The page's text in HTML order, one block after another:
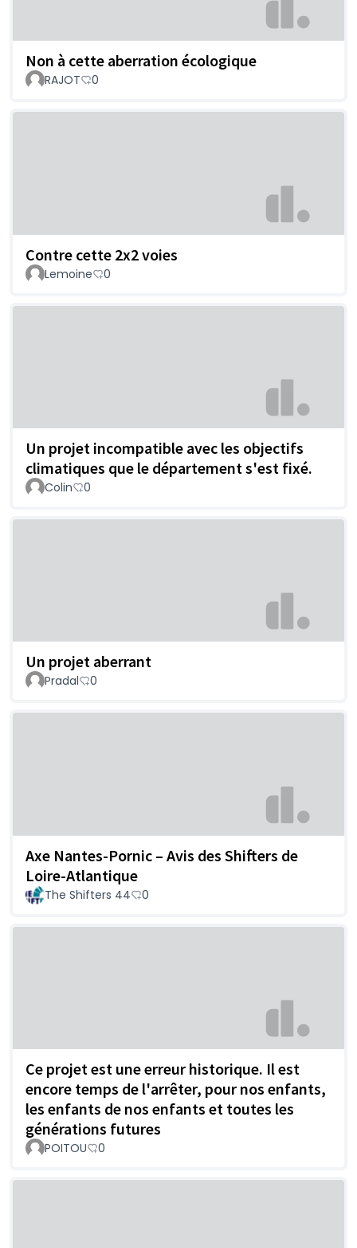
Non à cette aberration écologique
RAJOT 0
Contre cette 2x2 voies
Lemoine 0
Un projet incompatible avec les objectifs
climatiques que le département s'est fixé.
Colin 0
Un projet aberrant
Pradal 0
Axe Nantes-Pornic – Avis des Shifters de
Loire-Atlantique
The Shifters 44 0
Ce projet est une erreur historique. Il est
encore temps de l'arrêter, pour nos enfants,
les enfants de nos enfants et toutes les
générations futures
POITOU 0